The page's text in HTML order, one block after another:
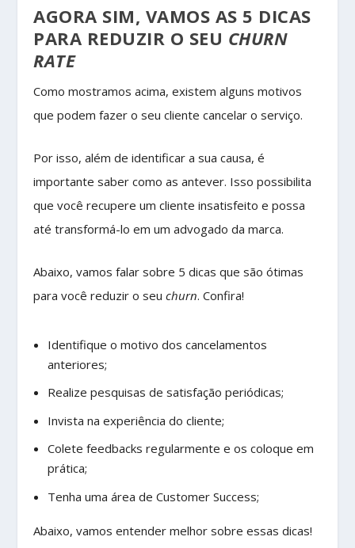
AGORA SIM, VAMOS AS 5 DICAS
PARA REDUZIR O SEU CHURN
RATE
Como mostramos acima, existem alguns motivos
que podem fazer o seu cliente cancelar o serviço.
Por isso, além de identificar a sua causa, é
importante saber como as antever. Isso possibilita
que você recupere um cliente insatisfeito e possa
até transformá-lo em um advogado da marca.
Abaixo, vamos falar sobre 5 dicas que são ótimas
para você reduzir o seu churn. Confira!
Identifique o motivo dos cancelamentos
anteriores;
Realize pesquisas de satisfação periódicas;
Invista na experiência do cliente;
Colete feedbacks regularmente e os coloque em
prática;
Tenha uma área de Customer Success;
Abaixo, vamos entender melhor sobre essas dicas!